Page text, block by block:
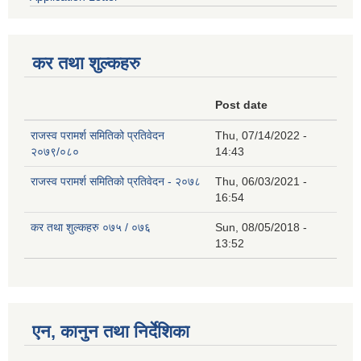
कर तथा शुल्कहरु
Post date
राजस्व परामर्श समितिको प्रतिवेदन
२०७९/०८०
Thu, 07/14/2022 -
14:43
राजस्व परामर्श समितिको प्रतिवेदन - २०७८
Thu, 06/03/2021 -
16:54
कर तथा शुल्कहरु ०७५ / ०७६
Sun, 08/05/2018 -
13:52
एन, कानुन तथा निर्देशिका